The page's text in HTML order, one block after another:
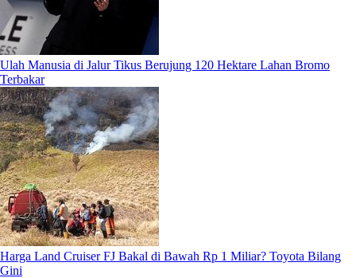
Ulah Manusia di Jalur Tikus Berujung 120 Hektare Lahan Bromo
Terbakar
Harga Land Cruiser FJ Bakal di Bawah Rp 1 Miliar? Toyota Bilang
Gini